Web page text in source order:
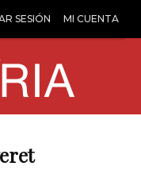
SESIÓN MI CUENTA